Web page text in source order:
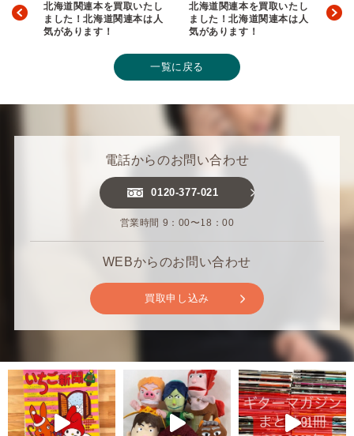
北海道関連本を買取いたし
ました！北海道関連本は人
気があります！
北海道関連本を買取いたし
ました！北海道関連本は人
気があります！
一覧に戻る
電話からのお問い合わせ
0120-377-021
営業時間 9：00〜18：00
WEBからのお問い合わせ
買取申し込み